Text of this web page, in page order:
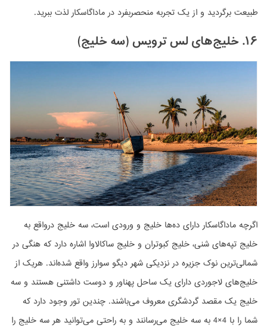
طبیعت برگردید و از یک تجربه منحصربفرد در ماداگاسکار لذت ببرید.
۱۶. خلیج‌های لس ترویس (سه خلیج)
اگرچه ماداگاسکار دارای ده‌ها خلیج و ورودی است، سه خلیج درواقع به
خلیج تپه‌های شنی، خلیج کبوتران و خلیج ساکالاوا اشاره دارد که هنگی در
شمالی‌ترین نوک جزیره در نزدیکی شهر دیگو سوارز واقع شده‌اند. هریک از
خلیج‌های لاجوردی دارای یک ساحل پهناور و دوست داشتنی هستند و سه
خلیج یک مقصد گردشگری معروف می‌باشند. چندین تور وجود دارد که
شما را با 4×4 به سه خلیج می‌رسانند و به راحتی می‌توانید هر سه خلیج را